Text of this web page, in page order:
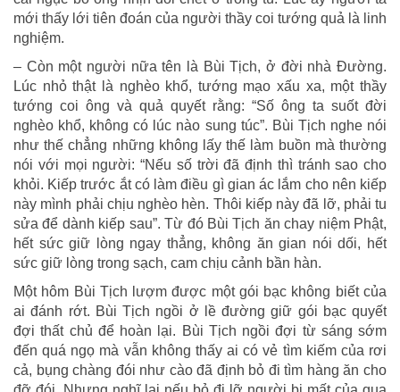
mới thấy lới tiên đoán của người thầy coi tướng quả là linh
nghiệm.
– Còn một người nữa tên là Bùi Tịch, ở đời nhà Đường.
Lúc nhỏ thật là nghèo khổ, tướng mạo xấu xa, một thầy
tướng coi ông và quả quyết rằng: “Số ông ta suốt đời
nghèo khổ, không có lúc nào sung túc”. Bùi Tịch nghe nói
như thế chẳng những không lấy thế làm buồn mà thường
nói với mọi người: “Nếu số trời đã định thì tránh sao cho
khỏi. Kiếp trước ắt có làm điều gì gian ác lắm cho nên kiếp
này mình phải chịu nghèo hèn. Thôi kiếp này đã lỡ, phải tu
sửa để dành kiếp sau”. Từ đó Bùi Tịch ăn chay niệm Phật,
hết sức giữ lòng ngay thẳng, không ăn gian nói dối, hết
sức giữ lòng trong sạch, cam chịu cảnh bần hàn.
Một hôm Bùi Tịch lượm được một gói bạc không biết của
ai đánh rớt. Bùi Tịch ngồi ở lề đường giữ gói bạc quyết
đợi thất chủ để hoàn lại. Bùi Tịch ngồi đợi từ sáng sớm
đến quá ngọ mà vẫn không thấy ai có vẻ tìm kiếm của rơi
cả, bụng chàng đói như cào đã định bỏ đi tìm hàng ăn cho